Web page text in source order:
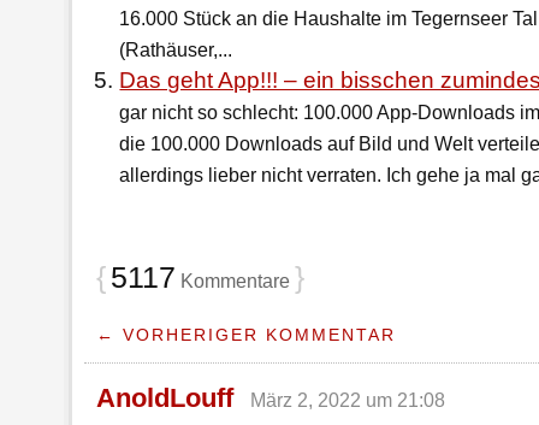
16.000 Stück an die Haushalte im Tegernseer
(Rathäuser,...
Das geht App!!! – ein bisschen
gar nicht so schlecht: 100.000 App-Downloads
die 100.000 Downloads auf Bild und Welt
allerdings lieber nicht verraten. Ich gehe ja mal
{5117 Kommentare }
← VORHERIGER KOMMENTAR
AnoldLouff März 2, 2022 um 21:08